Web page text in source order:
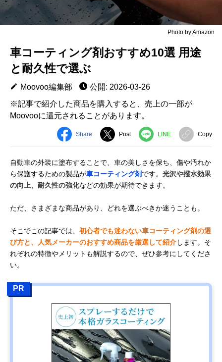
Photo by Amazon
車コーティング剤おすすめ10選 用途
と耐久性で選ぶ
Moovoo編集部
公開: 2026-03-26
※記事で紹介した商品を購入すると、売上の一部が
Moovooに還元されることがあります。
Share Post LINE Copy
自動車の外装に塗布することで、車の美しさを保ち、傷や汚れか
ら保護するための製品が車コーティング剤です。 光沢や撥水効果
の向上、耐久性の強化などの効果が期待できます。
ただ、さまざまな商品があり、どれを選ぶべきか迷うことも。
そこでこの記事では、 初心者でも迷わない車コーティング剤の選
び方と、人気メーカーのおすすめ商品を厳選して紹介します。そ
れぞれの特徴やメリットも解説するので、ぜひ参考にしてくださ
い。
PR